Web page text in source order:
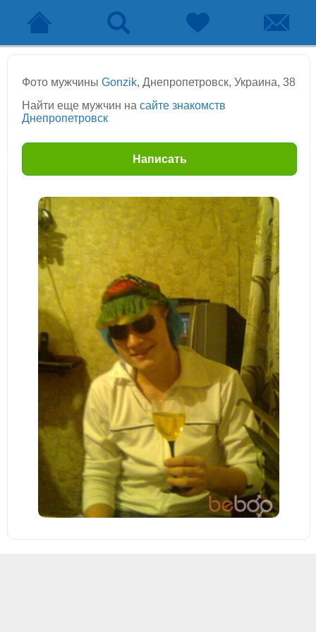
Фото мужчины Gonzik, Днепропетровск, Украина, 38
Найти еще мужчин на сайте знакомств
Днепропетровск
Написать